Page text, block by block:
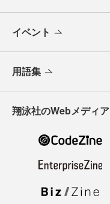
イベント
用語集
翔泳社のWebメディア